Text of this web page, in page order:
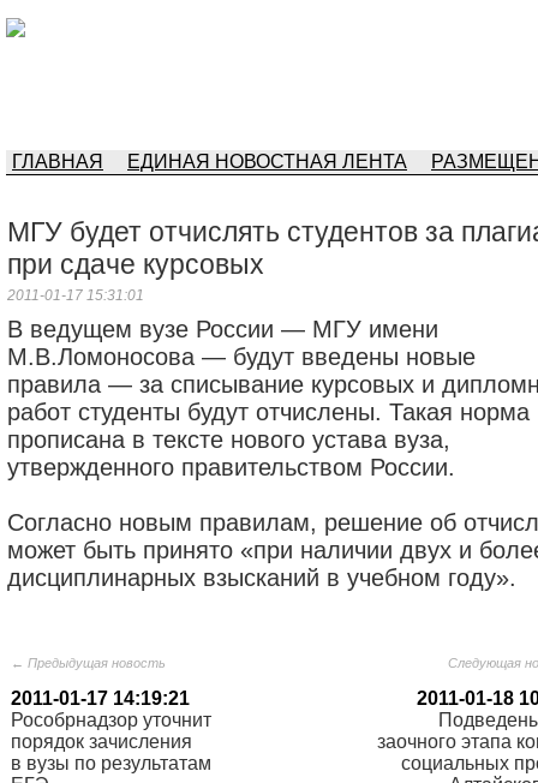
ГЛАВНАЯ ЕДИНАЯ НОВОСТНАЯ ЛЕНТА
МГУ будет отчислять студентов за
при сдаче курсовых
2011-01-17 15:31:01
В ведущем вузе России — МГУ имени
М.В.Ломоносова — будут введены новые
правила — за списывание курсовых и
работ студенты будут отчислены. Такая норма
прописана в тексте нового устава вуза,
утвержденного правительством России.
Согласно новым правилам, решение об
может быть принято «при наличии двух и
дисциплинарных взысканий в учебном году».
← Предыдущая новость
2011-01-17 14:19:21
Рособрнадзор уточнит
порядок зачисления
в вузы по результатам
Следующая
2011-01-18
заочного этапа
социальных